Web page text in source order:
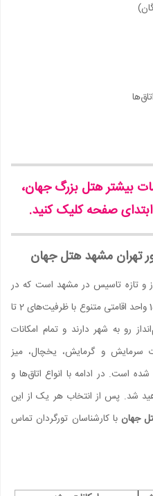
بیشتر هتل بزرگ جهان،
صفحه کلیک کنید.
تهران مشهد هتل جهان
و تازه تاسیس در مشهد است که در
سال 1401 افتتاح شده و در 8 طبقه با 156 واحد اقامتی متنوع با ظرفیت‌های 2 تا
رو به شهر دارند و تمام امکانات
سرمایش و گرمایش، یخچال، میز
است. در ادامه با انواع اتاق‌ها و
شد. پس از انتخاب هر یک از این
جهان با کارشناسان تورگردان تماس